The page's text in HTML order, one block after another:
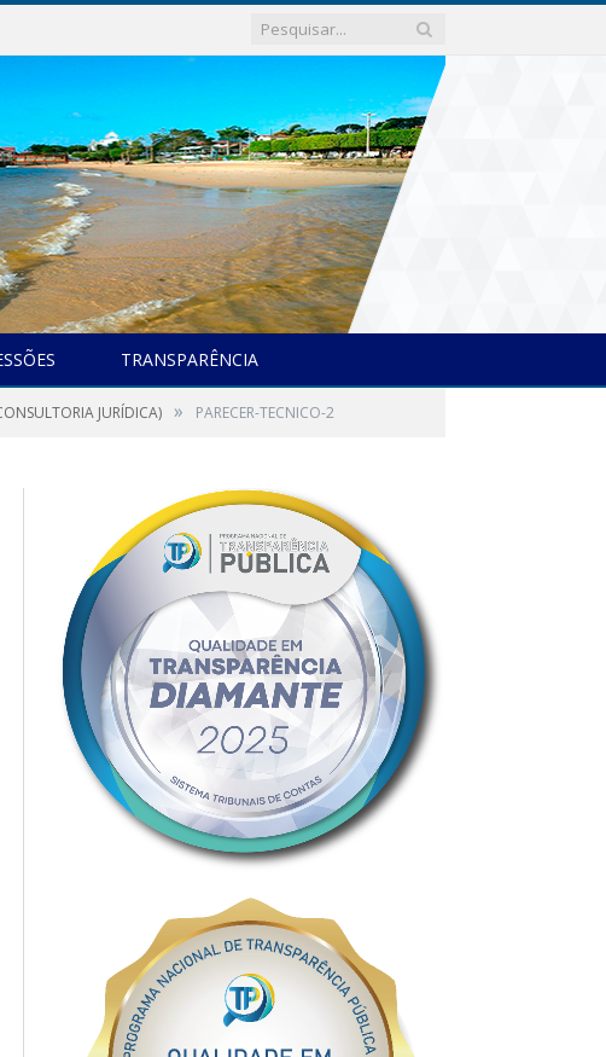
TRANSPARÊNCIA
JURÍDICA) » PARECER-TECNICO-2